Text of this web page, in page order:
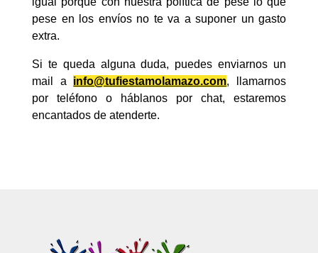
pese en los envíos no te va a suponer un gasto
extra.
Si te queda alguna duda, puedes enviarnos un
mail a info@tufiestamolamazo.com, llamarnos
por teléfono o háblanos por chat, estaremos
encantados de atenderte.